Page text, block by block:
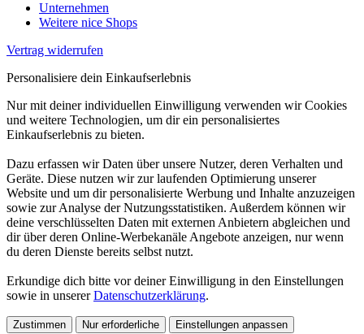
Unternehmen
Weitere nice Shops
Vertrag widerrufen
Personalisiere dein Einkaufserlebnis
Nur mit deiner individuellen Einwilligung verwenden wir Cookies
und weitere Technologien, um dir ein personalisiertes
Einkaufserlebnis zu bieten.
Dazu erfassen wir Daten über unsere Nutzer, deren Verhalten und
Geräte. Diese nutzen wir zur laufenden Optimierung unserer
Website und um dir personalisierte Werbung und Inhalte anzuzeigen
sowie zur Analyse der Nutzungsstatistiken. Außerdem können wir
deine verschlüsselten Daten mit externen Anbietern abgleichen und
dir über deren Online-Werbekanäle Angebote anzeigen, nur wenn
du deren Dienste bereits selbst nutzt.
Erkundige dich bitte vor deiner Einwilligung in den Einstellungen
sowie in unsererDatenschutzerklärung.
Zustimmen Nur erforderliche Einstellungen anpassen